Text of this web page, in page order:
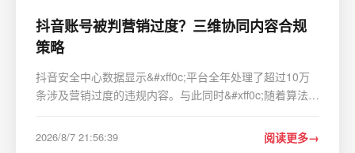
抖音账号被判营销过度？三维协同内容合规
策略
抖音安全中心数据显示&#xff0c;平台全年处理了超过10万
条涉及营销过度的违规内容。与此同时&#xff0c;随着算法治
求流量与曝光的同时&#xff0c;面临愈发严格的合规挑战。本
2026/8/7 21:56:39 阅读更多